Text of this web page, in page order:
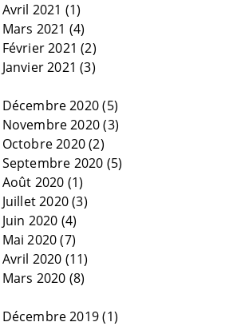
Avril 2021 (1)
Mars 2021 (4)
Février 2021 (2)
Janvier 2021 (3)
Décembre 2020(5)
Novembre 2020(3)
Octobre 2020(2)
Septembre 2020 (5)
Août 2020 (1)
Juillet 2020(3)
Juin 2020 (4)
Mai 2020(7)
Avril 2020 (11)
Mars 2020 (8)
Décembre 2019(1)